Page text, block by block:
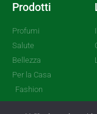
Prodotti
Profumi
Salute
Bellezza
Per la Casa
Fashion